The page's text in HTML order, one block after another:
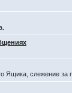
Ящика, слежение